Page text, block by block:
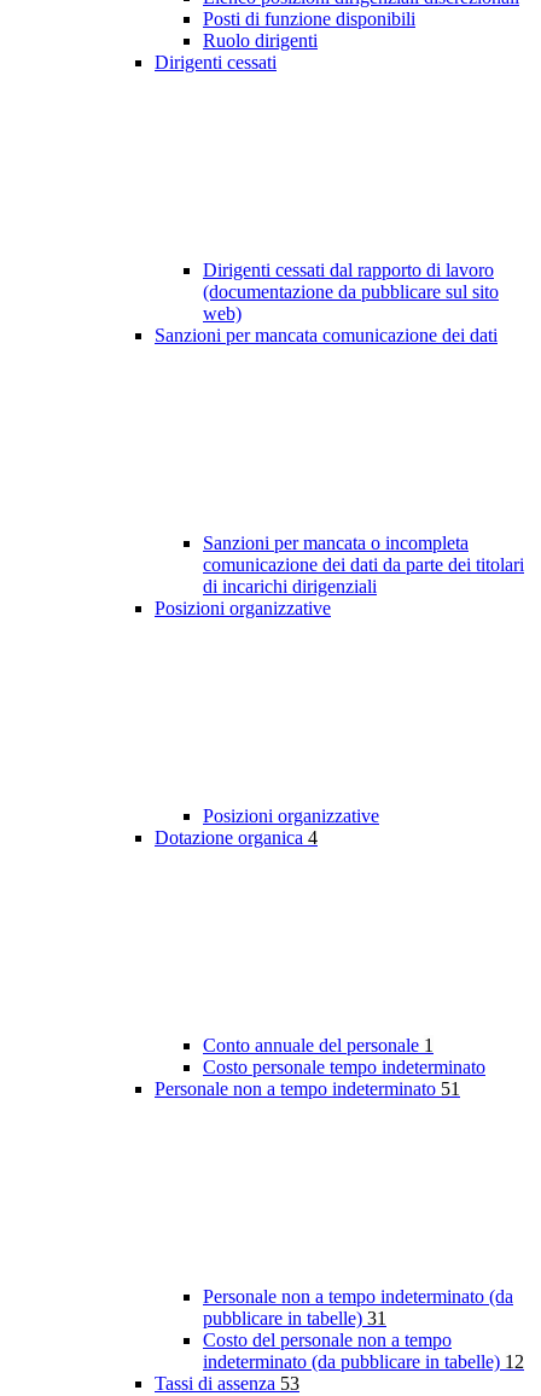
Posti di funzione disponibili
Ruolo dirigenti
Dirigenti cessati
Dirigenti cessati dal rapporto di lavoro
(documentazione da pubblicare sul sito
web)
Sanzioni per mancata comunicazione dei dati
Sanzioni per mancata o incompleta
comunicazione dei dati da parte dei titolari
di incarichi dirigenziali
Posizioni organizzative
Posizioni organizzative
Dotazione organica 4
Conto annuale del personale 1
Costo personale tempo indeterminato
Personale non a tempo indeterminato 51
Personale non a tempo indeterminato (da
pubblicare in tabelle) 31
Costo del personale non a tempo
indeterminato (da pubblicare in tabelle) 12
Tassi di assenza 53